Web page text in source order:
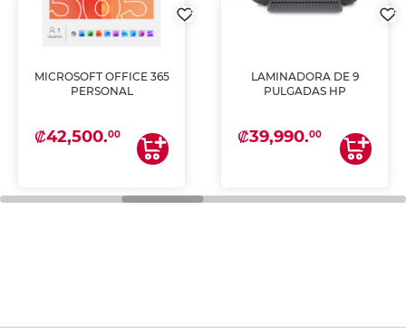
MICROSOFT OFFICE 365
PERSONAL
₡42,500.00
LAMINADORA DE 9
PULGADAS HP
₡39,990.00